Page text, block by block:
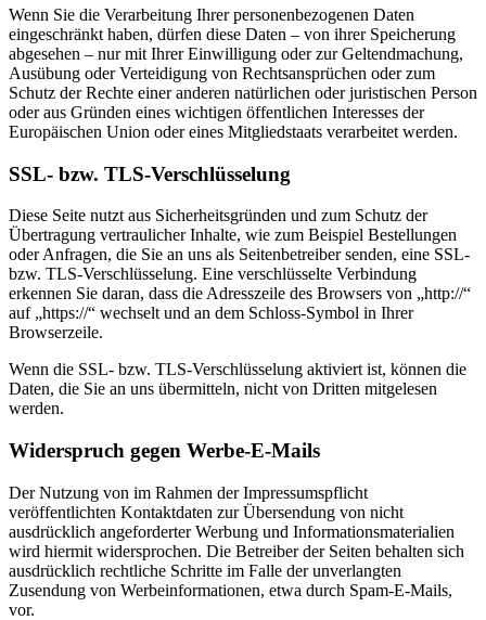
Wenn Sie die Verarbeitung Ihrer personenbezogenen Daten
eingeschränkt haben, dürfen diese Daten – von ihrer Speicherung
abgesehen – nur mit Ihrer Einwilligung oder zur Geltendmachung,
Ausübung oder Verteidigung von Rechtsansprüchen oder zum
Schutz der Rechte einer anderen natürlichen oder juristischen Person
oder aus Gründen eines wichtigen öffentlichen Interesses der
Europäischen Union oder eines Mitgliedstaats verarbeitet werden.
SSL- bzw. TLS-Verschlüsselung
Diese Seite nutzt aus Sicherheitsgründen und zum Schutz der
Übertragung vertraulicher Inhalte, wie zum Beispiel Bestellungen
oder Anfragen, die Sie an uns als Seitenbetreiber senden, eine SSL-
bzw. TLS-Verschlüsselung. Eine verschlüsselte Verbindung
erkennen Sie daran, dass die Adresszeile des Browsers von „http://“
auf „https://“ wechselt und an dem Schloss-Symbol in Ihrer
Browserzeile.
Wenn die SSL- bzw. TLS-Verschlüsselung aktiviert ist, können die
Daten, die Sie an uns übermitteln, nicht von Dritten mitgelesen
werden.
Widerspruch gegen Werbe-E-Mails
Der Nutzung von im Rahmen der Impressumspflicht
veröffentlichten Kontaktdaten zur Übersendung von nicht
ausdrücklich angeforderter Werbung und Informationsmaterialien
wird hiermit widersprochen. Die Betreiber der Seiten behalten sich
ausdrücklich rechtliche Schritte im Falle der unverlangten
Zusendung von Werbeinformationen, etwa durch Spam-E-Mails,
vor.